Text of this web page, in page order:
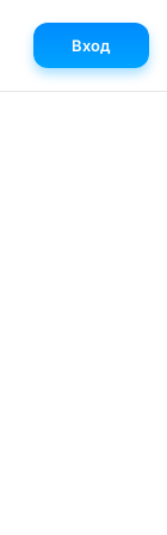
Вход